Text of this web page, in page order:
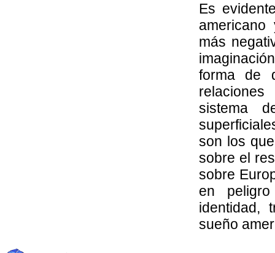
Es
más
forma de
sistema
son los
sobre el
sobre
en
identidad,
sueño